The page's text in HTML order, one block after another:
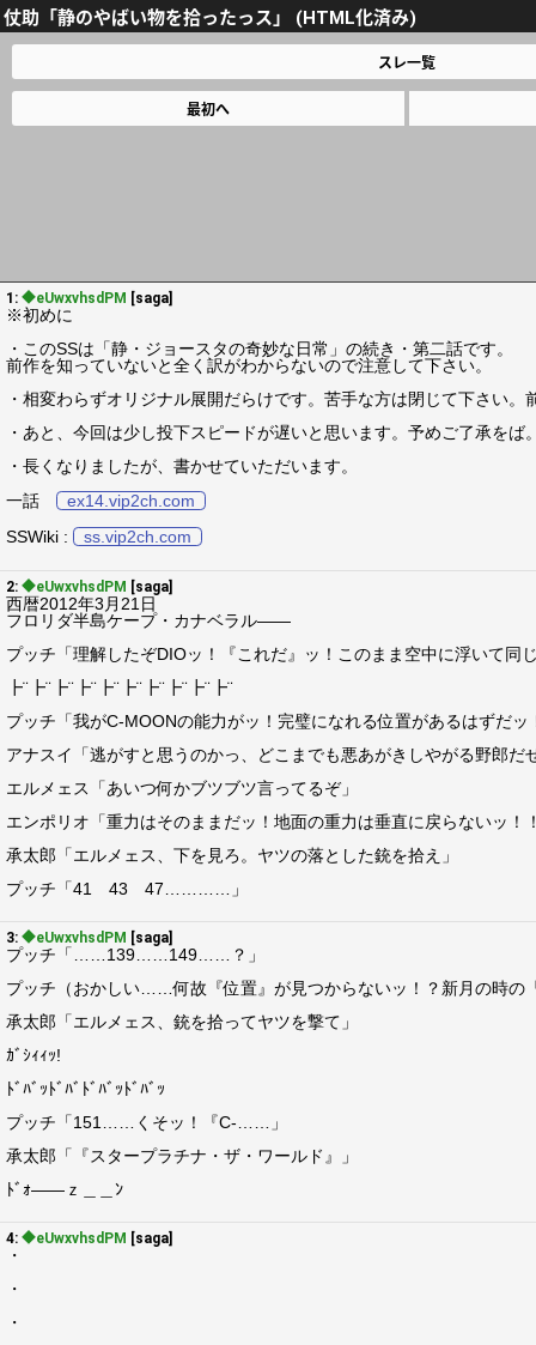
仗助「静のやばい物を拾ったっス」 (HTML化済み)
スレ一覧
最初へ
1: ◆eUwxvhsdPM [saga]
※初めに
・このSSは「静・ジョースタの奇妙な日常」の続き・第二話です。
前作を知っていないと全く訳がわからないので注意して下さい。
・相変わらずオリジナル展開だらけです。苦手な方は閉じて下さい。
・あと、今回は少し投下スピードが遅いと思います。予めご了承をば。
・長くなりましたが、書かせていただいます。
一話
ex14.vip2ch.com
SSWiki :
ss.vip2ch.com
2: ◆eUwxvhsdPM [saga]
西暦2012年3月21日
フロリダ半島ケープ・カナベラル――
プッチ「理解したぞDIOッ！『これだ』ッ！このまま空中に浮いて同
┣¨┣¨┣¨┣¨┣¨┣¨┣¨┣¨┣¨┣¨
プッチ「我がC-MOONの能力がッ！完璧になれる位置があるはず
アナスイ「逃がすと思うのかっ、どこまでも悪あがきしやがる野郎だ
エルメェス「あいつ何かブツブツ言ってるぞ」
エンポリオ「重力はそのままだッ！地面の重力は垂直に戻らないッ！！
承太郎「エルメェス、下を見ろ。ヤツの落とした銃を拾え」
プッチ「41 43 47…………」
3: ◆eUwxvhsdPM [saga]
プッチ「……139……149……？」
プッチ（おかしい……何故『位置』が見つからないッ！？新月の時の
承太郎「エルメェス、銃を拾ってヤツを撃て」
ｶﾞｼｨｨｯ!
ﾄﾞﾊﾞｯﾄﾞﾊﾞﾄﾞﾊﾞｯﾄﾞﾊﾞｯ
プッチ「151……くそッ！『C-……」
承太郎「『スタープラチナ・ザ・ワールド』」
ﾄﾞｫ――ｚ＿＿ﾝ
4: ◆eUwxvhsdPM [saga]
・
・
・